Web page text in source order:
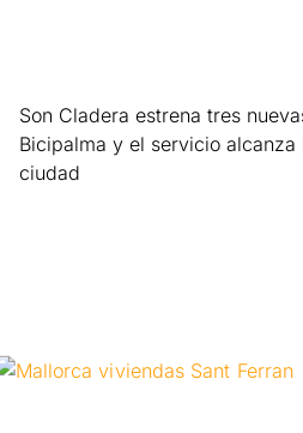
Son Cladera estrena tres
Bicipalma y el servicio
ciudad